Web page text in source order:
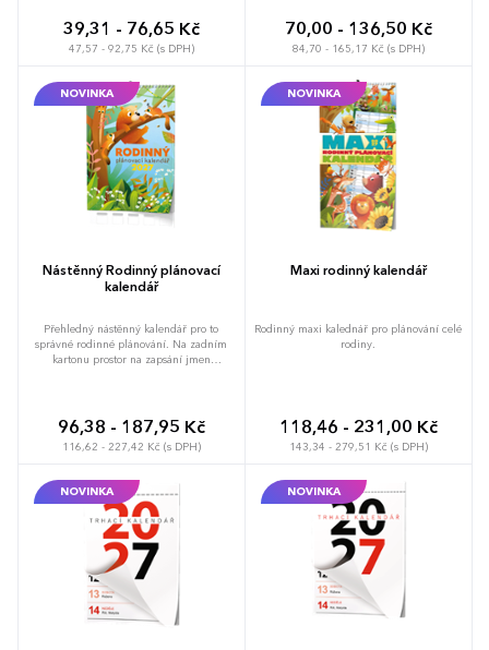
39,31 - 76,65 Kč
47,57 - 92,75 Kč (s DPH)
70,00 - 136,50 Kč
84,70 - 165,17 Kč (s DPH)
NOVINKA
Nástěnný Rodinný plánovací
kalendář
Přehledný nástěnný kalendář pro to
správné rodinné plánování. Na zadním
kartonu prostor na zapsání jmen
96,38 - 187,95 Kč
116,62 - 227,42 Kč (s DPH)
NOVINKA
Maxi rodinný kalendář
Rodinný maxi kalednář pro plánování celé
rodiny.
118,46 - 231,00 Kč
143,34 - 279,51 Kč (s DPH)
NOVINKA NOVINKA